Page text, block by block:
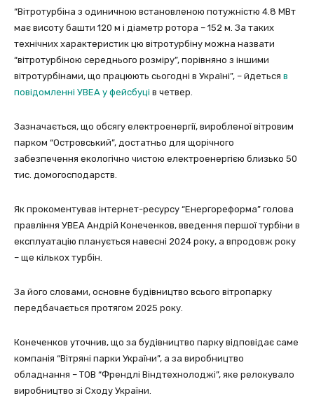
“Вітротурбіна з одиничною встановленою потужністю 4.8 МВт
має висоту башти 120 м і діаметр ротора – 152 м. За таких
технічних характеристик цю вітротурбіну можна назвати
“вітротурбіною середнього розміру”, порівняно з іншими
вітротурбінами, що працюють сьогодні в Україні”, – йдеться в
повідомленні УВЕА у фейсбуці в четвер.
Зазначається, що обсягу електроенергії, виробленої вітровим
парком “Островський”, достатньо для щорічного
забезпечення екологічно чистою електроенергією близько 50
тис. домогосподарств.
Як прокоментував інтернет-ресурсу “Енергореформа” голова
правління УВЕА Андрій Конеченков, введення першої турбіни в
експлуатацію планується навесні 2024 року, а впродовж року
– ще кількох турбін.
За його словами, основне будівництво всього вітропарку
передбачається протягом 2025 року.
Конеченков уточнив, що за будівництво парку відповідає саме
компанія “Вітряні парки України”, а за виробництво
обладнання – ТОВ “Френдлі Віндтехнолоджі”, яке релокувало
виробництво зі Сходу України.